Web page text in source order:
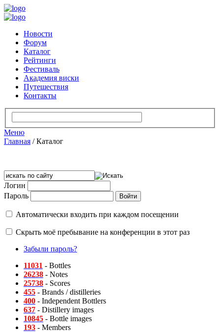
Новости
Форум
Каталог
Рейтинги
Фестиваль
Академия виски
Путешествия
Контакты
Меню
Главная /Каталог
Логин
Пароль
Автоматически входить при каждом посещении
Скрыть моё пребывание на конференции в этот раз
Забыли пароль?
11031 - Bottles
26238 - Notes
25738 - Scores
455 - Brands / distilleries
400 - Independent Bottlers
637 - Distillery images
10845 - Bottle images
193 - Members